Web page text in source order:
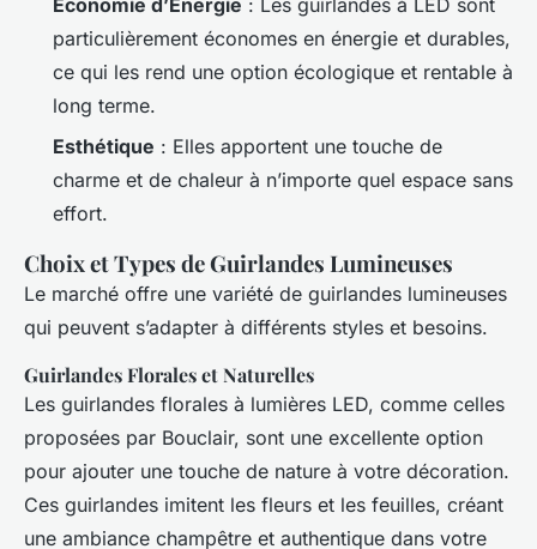
particulièrement économes en énergie et durables,
ce qui les rend une option écologique et rentable à
long terme.
Esthétique : Elles apportent une touche de
charme et de chaleur à n’importe quel espace sans
effort.
Choix et Types de Guirlandes Lumineuses
Le marché offre une variété de guirlandes lumineuses
qui peuvent s’adapter à différents styles et besoins.
Guirlandes Florales et Naturelles
Les guirlandes florales à lumières LED, comme celles
proposées par Bouclair, sont une excellente option
pour ajouter une touche de nature à votre décoration.
Ces guirlandes imitent les fleurs et les feuilles, créant
une ambiance champêtre et authentique dans votre